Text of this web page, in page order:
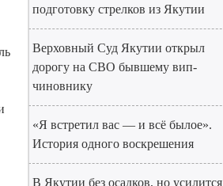
подготовку стрелков из Якутии
Верховный Суд Якутии открыл
дорогу на СВО бывшему вип-
чиновнику
«Я встретил вас — и всё былое».
История одного воскрешения
В Якутии без осадков, но усилится